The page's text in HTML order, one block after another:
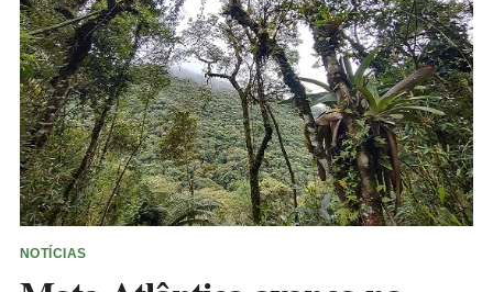
NOTÍCIAS